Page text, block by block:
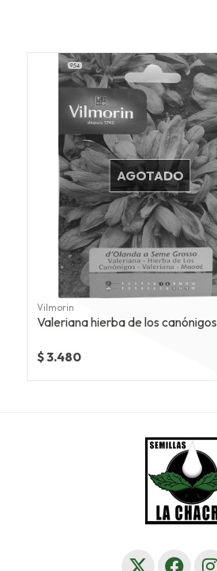
AGOTADO
Vilmorin
Valeriana hierba de los canónigos
$ 3.480